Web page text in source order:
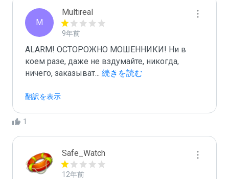
M
Multireal
9年前
ALARM! ОСТОРОЖНО МОШЕННИКИ! Ни в
коем разе, даже не вздумайте, никогда,
ничего, заказыват... 続きを読む
翻訳を表示
1
Safe_Watch
12年前